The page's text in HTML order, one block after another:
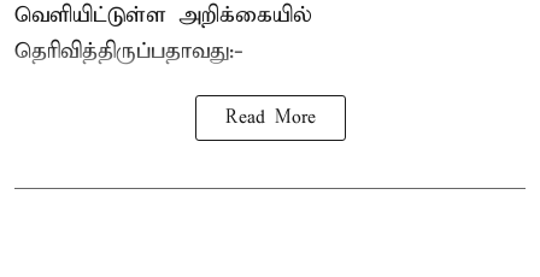
வெளியிட்டுள்ள அறிக்கையில்
தெரிவித்திருப்பதாவது:-
Read More